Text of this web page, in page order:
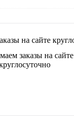
заказы на сайте